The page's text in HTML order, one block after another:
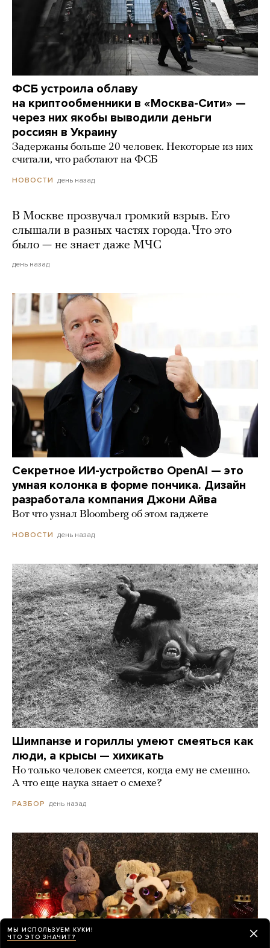
ФСБ устроила облаву
на криптообменники в «Москва-Сити» —
через них якобы выводили деньги
россиян в Украину
Задержаны больше 20 человек. Некоторые из них
считали, что работают на ФСБ
НОВОСТИ день назад
В Москве прозвучал громкий взрыв. Его
слышали в разных частях города. Что это
было — не знает даже МЧС
день назад
Секретное ИИ-устройство OpenAI — это
умная колонка в форме пончика. Дизайн
разработала компания Джони Айва
Вот что узнал Bloomberg об этом гаджете
НОВОСТИ день назад
Шимпанзе и гориллы умеют смеяться как
люди, а крысы — хихикать
Но только человек смеется, когда ему не смешно.
А что еще наука знает о смехе?
РАЗБОР день назад
МЫ ИСПОЛЬЗУЕМ КУКИ!
ЧТО ЭТО ЗНАЧИТ?